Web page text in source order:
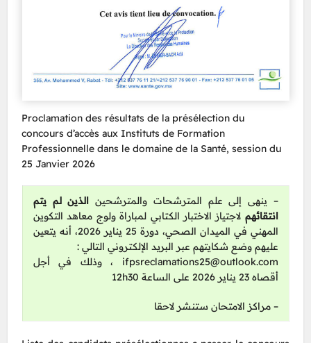
Proclamation des résultats de la présélection du
concours d’accès aux Instituts de Formation
Professionnelle dans le domaine de la Santé, session du
25 Janvier 2026
– ينهى إلى علم المترشحات والمترشحينالذين لم يتم
انتقائهم لاجتياز الاختبار الكتابي لمباراة ولوج معاهد التكوين
المهني في الميدان الصحي، دورة 25 يناير 2026، أنه يتعين
عليهم وضع شكايتهم عبر البريد الإلكتروني التالي :
ifpsreclamations25@outlook.com ، وذلك في أجل
أقصاه 23 يناير 2026 على الساعة 12h30
– مراكز الامتحان ستنشر لاحقا